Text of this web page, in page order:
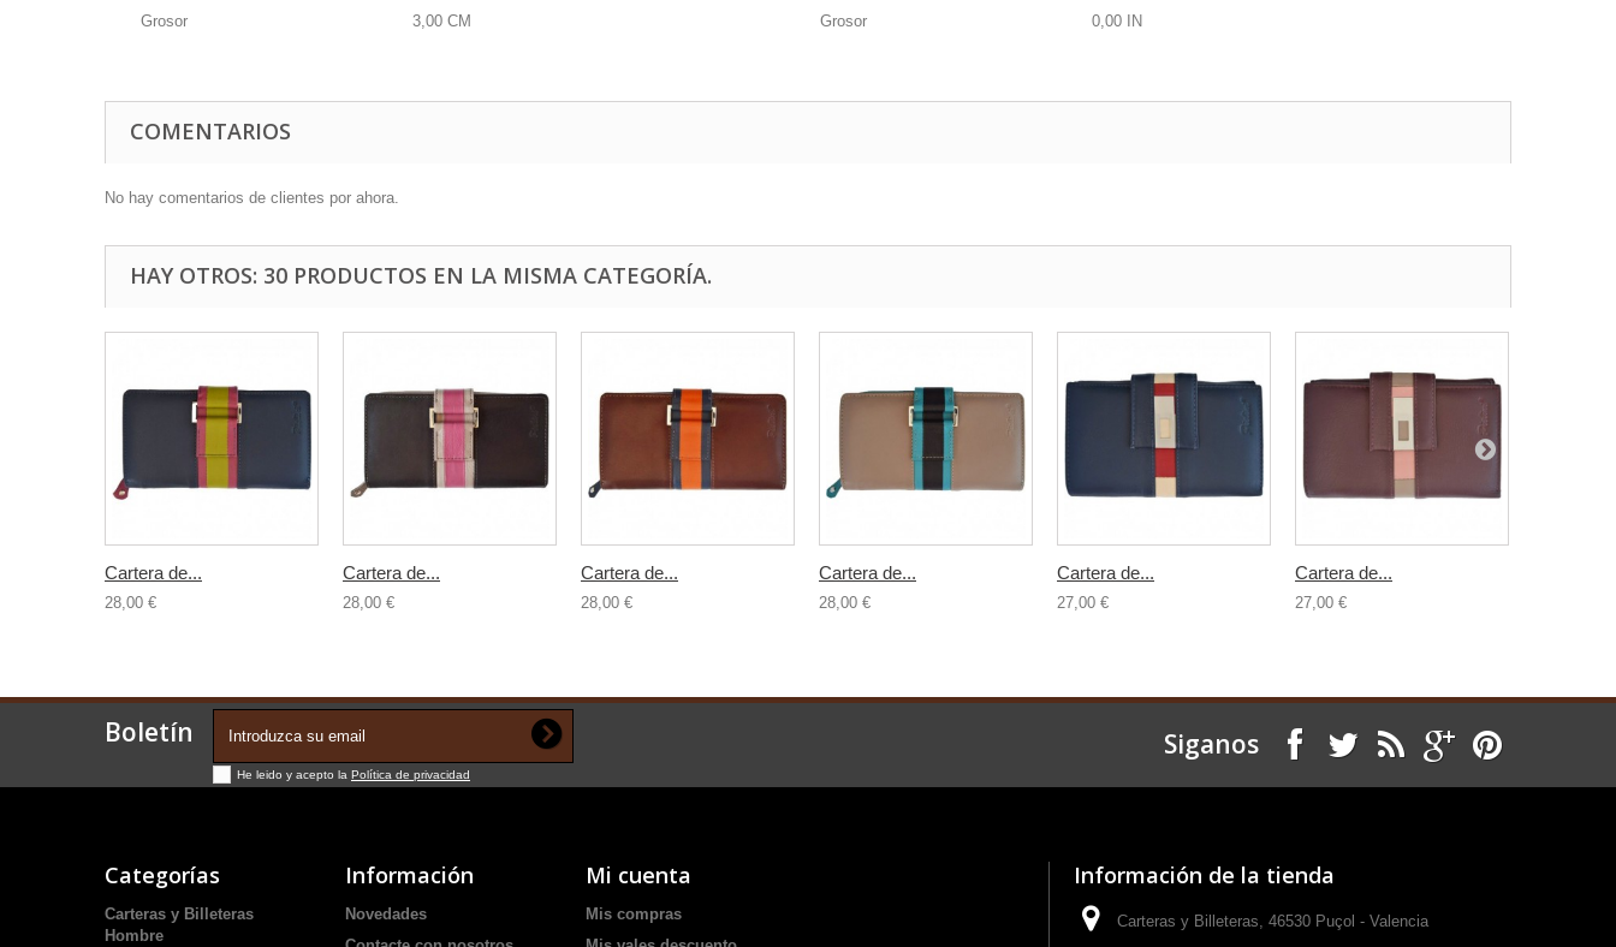
Grosor 3,00 CM Grosor 0,00 IN
COMENTARIOS
No hay comentarios de clientes por ahora.
HAY OTROS: 30 PRODUCTOS EN LA MISMA CATEGORÍA.
Cartera de...
28,00 €
Cartera de...
28,00 €
Cartera de...
28,00 €
Cartera de...
28,00 €
Cartera de...
27,00 €
Cartera de...
27,00 €
Boletín
He leido y acepto la Política de privacidad
Siganos
Categorías
Carteras y Billeteras
Hombre
Información
Novedades
Mi cuenta
Mis compras
Información de la tienda
Carteras y Billeteras, 46530 Puçol - Valencia